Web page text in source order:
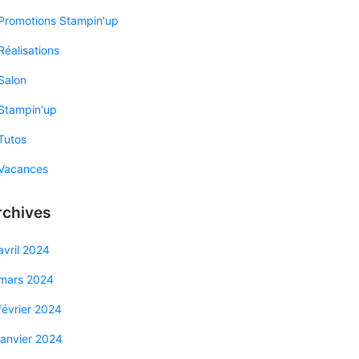
Stampin'up
2024
2024
2024
2024